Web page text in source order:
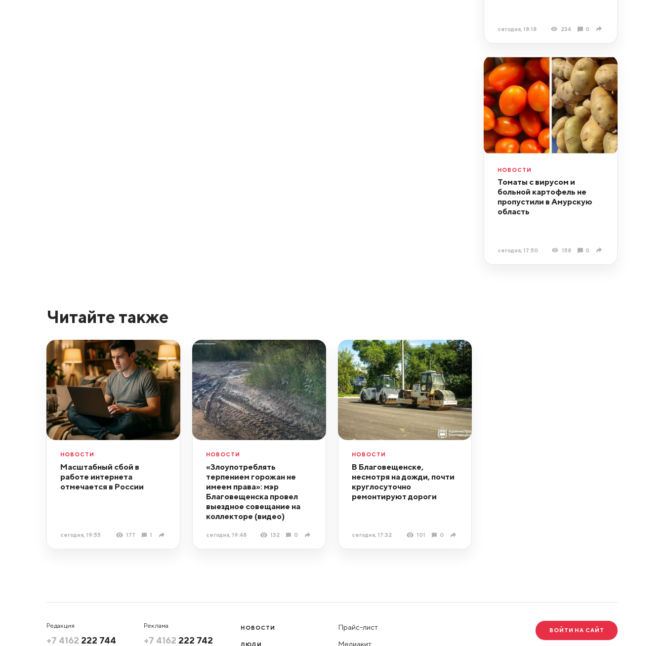
сегодня, 18:18 234 0
НОВОСТИ
Томаты с вирусом и
больной картофель не
пропустили в Амурскую
область
сегодня, 17:50 158 0
Читайте также
НОВОСТИ
Масштабный сбой в
работе интернета
отмечается в России
сегодня, 19:55 177 1
НОВОСТИ
«Злоупотреблять
терпением горожан не
имеем права»: мэр
Благовещенска провел
выездное совещание на
коллекторе (видео)
сегодня, 19:48 132 0
НОВОСТИ
В Благовещенске,
несмотря на дожди, почти
круглосуточно
ремонтируют дороги
сегодня, 17:32 101 0
Редакция
+7 4162 222 744
Реклама
+7 4162 222 742
НОВОСТИ
ЛЮДИ
Прайс-лист
Медиакит
ВОЙТИ НА САЙТ